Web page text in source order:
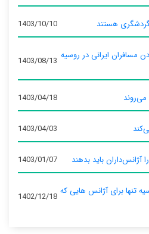
هستند 1403/10/10
مسافران ایرانی در روسیه 1403/08/13
می‌روند 1403/04/18
1403/04/03
آژانس‌داران باید بدهند 1403/01/07
تنها برای آژانس‌ هایی که 1402/12/18